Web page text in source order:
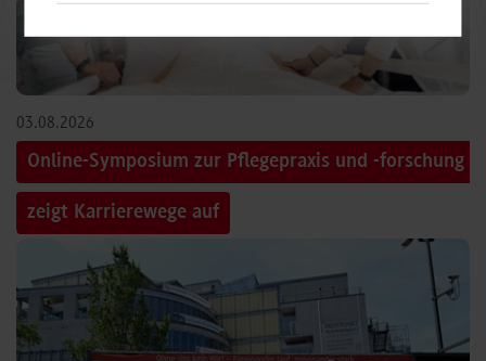
03.08.2026
Online-Symposium zur Pflegepraxis und -forschung
zeigt Karrierewege auf